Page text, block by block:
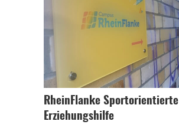
RheinFlanke Sportorientierte
Erziehungshilfe